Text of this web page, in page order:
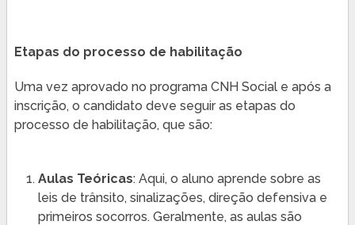
Etapas do processo de habilitação
Uma vez aprovado no programa CNH Social e após a
inscrição, o candidato deve seguir as etapas do
processo de habilitação, que são:
Aulas Teóricas: Aqui, o aluno aprende sobre as
leis de trânsito, sinalizações, direção defensiva e
primeiros socorros. Geralmente, as aulas são